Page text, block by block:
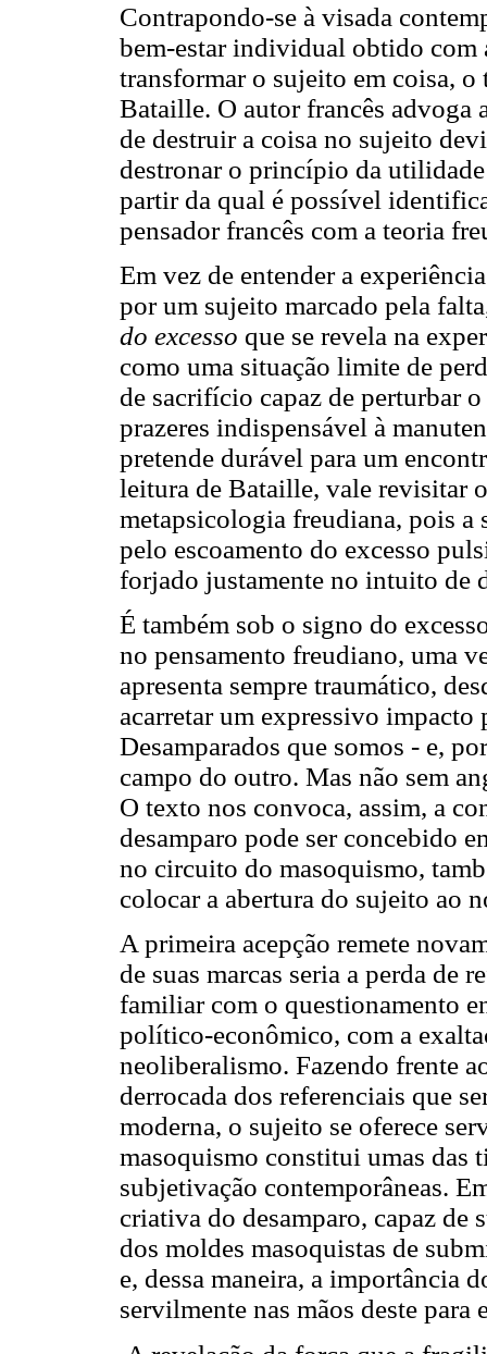
Contrapondo-se à visada
bem-estar individual obtido com
transformar o sujeito em coisa,
Bataille. O autor francês
de destruir a coisa no sujeito
destronar o princípio da
partir da qual é possível
pensador francês com a teoria
Em vez de entender a
por um sujeito marcado pela
do excesso que se revela na
como uma situação limite de
de sacrifício capaz de perturbar
prazeres indispensável à
pretende durável para um
leitura de Bataille, vale revisitar
metapsicologia freudiana, pois
pelo escoamento do excesso
forjado justamente no intuito de
É também sob o signo do
no pensamento freudiano, uma
apresenta sempre traumático,
acarretar um expressivo
Desamparados que somos - e,
campo do outro. Mas não sem
O texto nos convoca, assim, a
desamparo pode ser concebido
no circuito do masoquismo,
colocar a abertura do sujeito ao
A primeira acepção remete
de suas marcas seria a perda de
familiar com o questionamento
político-econômico, com a
neoliberalismo. Fazendo frente
derrocada dos referenciais que
moderna, o sujeito se oferece
masoquismo constitui umas das
subjetivação contemporâneas.
criativa do desamparo, capaz
dos moldes masoquistas de
e, dessa maneira, a importância
servilmente nas mãos deste